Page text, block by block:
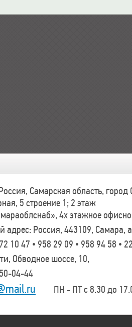
Самарская область,
5 строение 1; 2 этаж
4х этажное
адрес: Россия, 443109, Самара,
10 47 • 958 29 09 • 958 94 58 •
Обводное шоссе, 10,
50-04-44
ПН - ПТ с 8.30 до